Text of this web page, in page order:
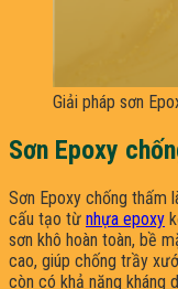
Giải pháp sơn
Sơn Epoxy
Sơn Epoxy chống thấm
cấu tạo từ nhựa epoxy
sơn khô hoàn toàn, bề
cao, giúp chống trầy
còn có khả năng kháng